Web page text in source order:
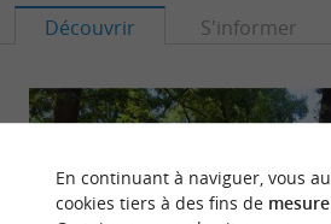
Découvrir S'informer
En continuant à naviguer, vous
cookies tiers à des fins de